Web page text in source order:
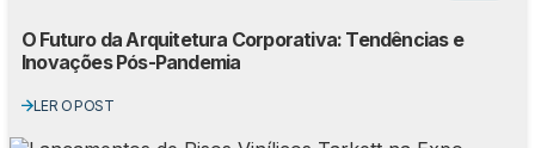
O Futuro da Arquitetura Corporativa: Tendências e
Inovações Pós-Pandemia
LER O POST